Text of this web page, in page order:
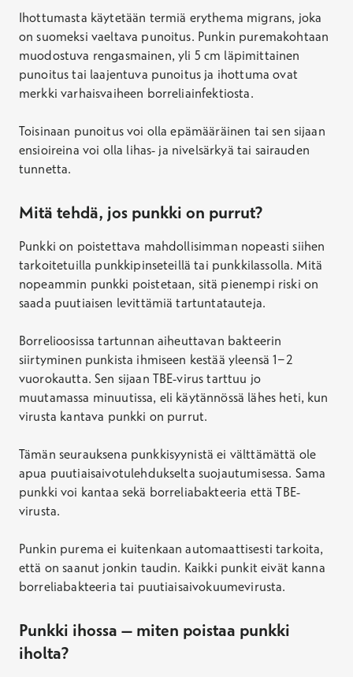
Ihottumasta käytetään termiä erythema migrans, joka
on suomeksi vaeltava punoitus. Punkin puremakohtaan
muodostuva rengasmainen, yli 5 cm läpimittainen
punoitus tai laajentuva punoitus ja ihottuma ovat
merkki varhaisvaiheen borreliainfektiosta.
Toisinaan punoitus voi olla epämääräinen tai sen sijaan
ensioireina voi olla lihas- ja nivelsärkyä tai sairauden
tunnetta.
Mitä tehdä, jos punkki on purrut?
Punkki on poistettava mahdollisimman nopeasti siihen
tarkoitetuilla punkkipinseteillä tai punkkilassolla. Mitä
nopeammin punkki poistetaan, sitä pienempi riski on
saada puutiaisen levittämiä tartuntatauteja.
Borrelioosissa tartunnan aiheuttavan bakteerin
siirtyminen punkista ihmiseen kestää yleensä 1−2
vuorokautta. Sen sijaan TBE-virus tarttuu jo
muutamassa minuutissa, eli käytännössä lähes heti, kun
virusta kantava punkki on purrut.
Tämän seurauksena punkkisyynistä ei välttämättä ole
apua puutiaisaivotulehdukselta suojautumisessa. Sama
punkki voi kantaa sekä borreliabakteeria että TBE-
virusta.
Punkin purema ei kuitenkaan automaattisesti tarkoita,
että on saanut jonkin taudin. Kaikki punkit eivät kanna
borreliabakteeria tai puutiaisaivokuumevirusta.
Punkki ihossa – miten poistaa punkki
iholta?